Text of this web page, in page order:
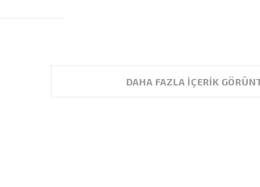
DAHA FAZLA İÇERIK